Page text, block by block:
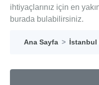
ihtiyaçlarınız için en
burada bulabilirsiniz.
Ana Sayfa İstanbul